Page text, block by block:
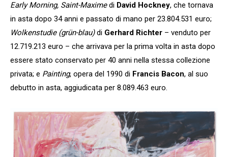
Early Morning, Saint-Maximedi David Hockney, che tornava
in asta dopo 34 anni e passato di mano per 23.804.531 euro;
Wolkenstudie (grün-blau)di Gerhard Richter – venduto per
12.719.213 euro – che arrivava per la prima volta in asta dopo
essere stato conservato per 40 anni nella stessa collezione
privata; e Painting, opera del 1990 di Francis Bacon, al suo
debutto in asta, aggiudicata per 8.089.463 euro.